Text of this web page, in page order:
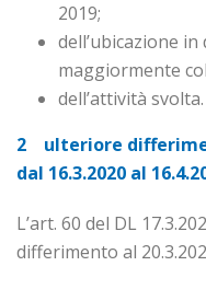
2019;
dell’ubicazione
maggiormente
dell’attività svolta.
2 ulteriore
dal 16.3.2020 al
L’art. 60 del DL
differimento al